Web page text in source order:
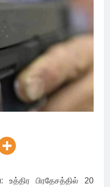
பிரதேசத்தில் 20